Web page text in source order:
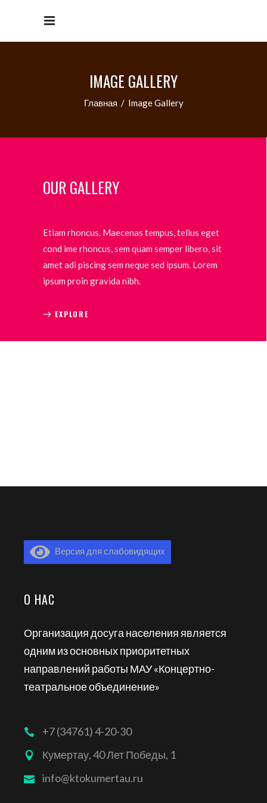
IMAGE GALLERY
Главная / Image Gallery
OUR GALLERY
Etiam rhoncus. Maecenas tempus, tellus eget
cond ime rhoncus, sem quam semper libero, sit
amet adi piscing sem neque sed ipsum. Lorem
ipsum proin gravida nibh.
EXPLORE
Версия для слабовидящих
О НАС
Организация досуга населения является
одним из основных приоритетных
направлений работы МАУ «Концертно-
театральное объединение»
+7 (34761) 4-20-30
Кумертау, 40 Лет Победы, 1
info@ktokumertau.ru